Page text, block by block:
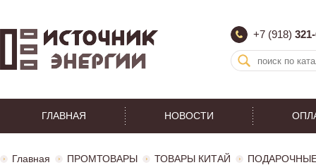
+7 (918)
ГЛАВНАЯ НОВОСТИ
Главная ПРОМТОВАРЫ ТОВАРЫ КИТАЙ